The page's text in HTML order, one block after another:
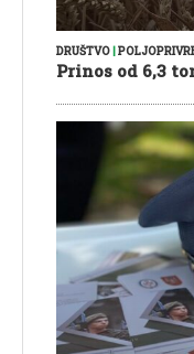
DRUŠTVO
Prinos od 6,3